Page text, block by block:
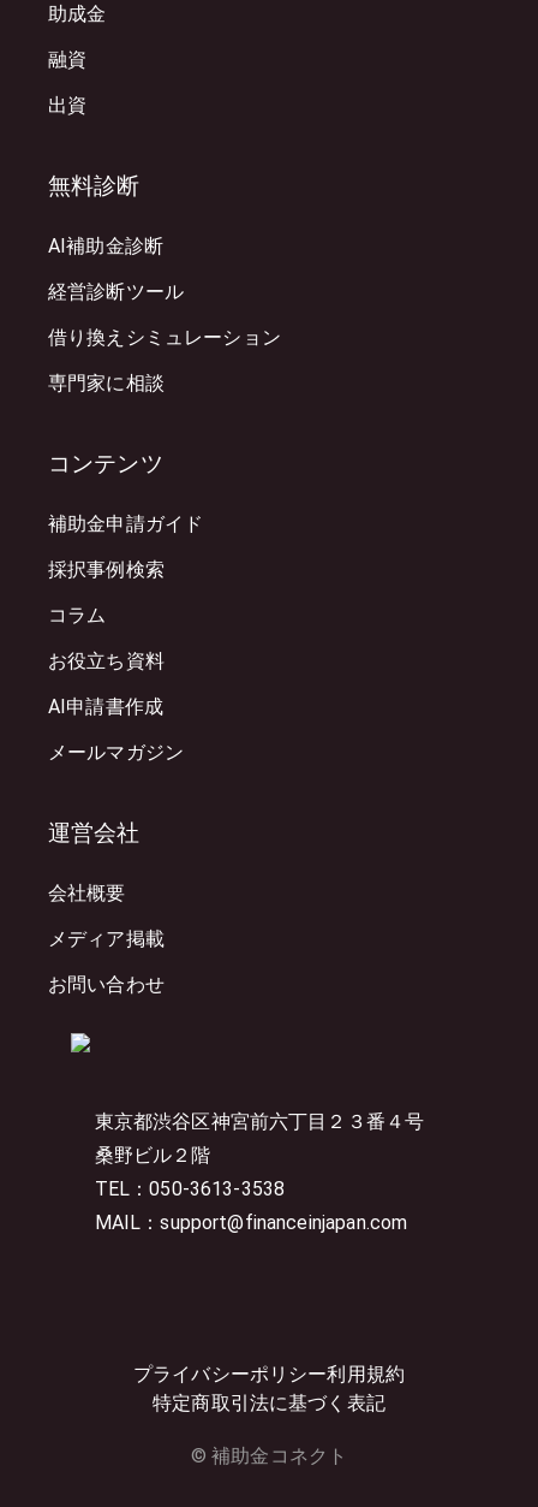
東京都渋谷区神宮前六丁目２３番４号
桑野ビル２階
TEL：050-3613-3538
MAIL：support@financeinjapan.com
プライバシーポリシー利用規約
特定商取引法に基づく表記
© 補助金コネクト
助成金
融資
出資
無料診断
AI補助金診断
経営診断ツール
借り換えシミュレーション
専門家に相談
コンテンツ
補助金申請ガイド
採択事例検索
コラム
お役立ち資料
AI申請書作成
メールマガジン
運営会社
会社概要
メディア掲載
お問い合わせ